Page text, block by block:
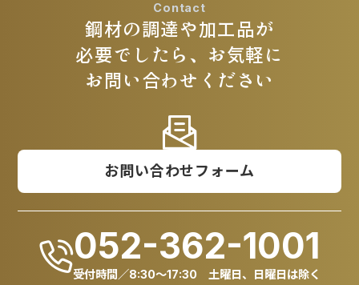
Contact
鋼材の調達や加工品が
必要でしたら、お気軽に
お問い合わせください
お問い合わせフォーム
052-362-1001
受付時間／8:30～17:30 土曜日、日曜日は除く